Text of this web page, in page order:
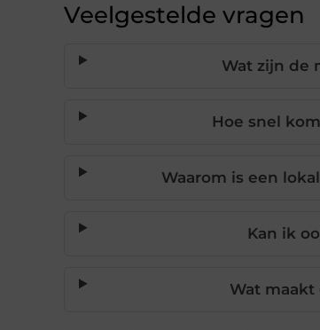
Veelgestelde vragen
Wat zijn de
Hoe snel
Waarom is een
Kan ik
Wat